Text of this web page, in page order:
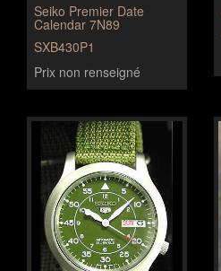
Seiko Premier Date
Calendar 7N89
SXB430P1
Prix non renseigné